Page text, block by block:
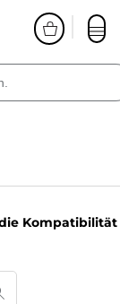
Kompatibilität